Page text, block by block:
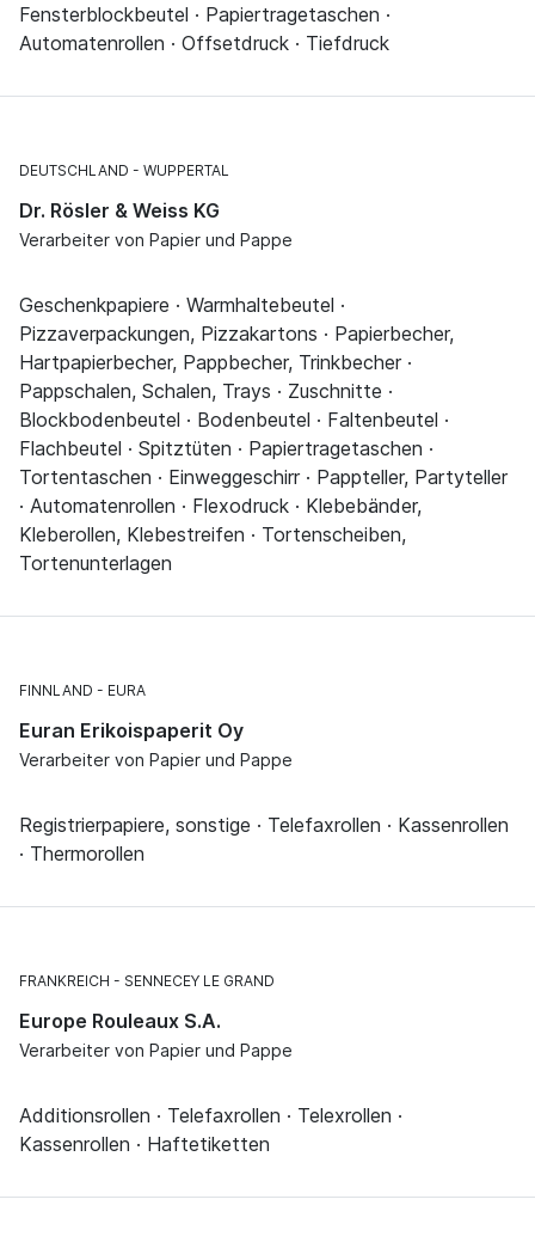
Fensterblockbeutel · Papiertragetaschen ·
Automatenrollen · Offsetdruck · Tiefdruck
DEUTSCHLAND WUPPERTAL
Dr. Rösler & Weiss KG
Verarbeiter von Papier und Pappe
Geschenkpapiere · Warmhaltebeutel ·
Pizzaverpackungen, Pizzakartons · Papierbecher,
Hartpapierbecher, Pappbecher, Trinkbecher ·
Pappschalen, Schalen, Trays · Zuschnitte ·
Blockbodenbeutel · Bodenbeutel · Faltenbeutel ·
Flachbeutel · Spitztüten · Papiertragetaschen ·
Tortentaschen · Einweggeschirr · Pappteller, Partyteller
· Automatenrollen · Flexodruck · Klebebänder,
Kleberollen, Klebestreifen · Tortenscheiben,
Tortenunterlagen
FINNLAND EURA
Euran Erikoispaperit Oy
Verarbeiter von Papier und Pappe
Registrierpapiere, sonstige · Telefaxrollen · Kassenrollen
· Thermorollen
FRANKREICH SENNECEY LE GRAND
Europe Rouleaux S.A.
Verarbeiter von Papier und Pappe
Additionsrollen · Telefaxrollen · Telexrollen ·
Kassenrollen · Haftetiketten